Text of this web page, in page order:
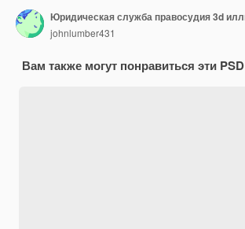
johnlumber431
Вам также могут понравиться эти PSD